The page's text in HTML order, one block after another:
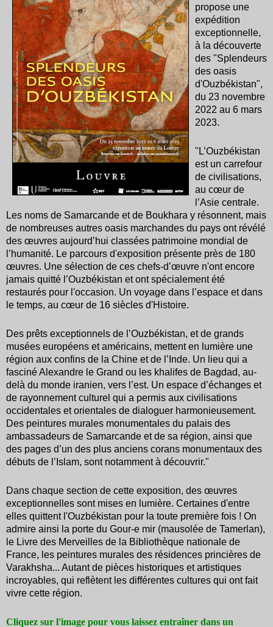
propose une
expédition
exceptionnelle,
à la découverte
des "Splendeurs
des oasis
d'Ouzbékistan",
du 23 novembre
2022 au 6 mars
2023.
"L’Ouzbékistan
est un carrefour
de civilisations,
au cœur de
l’Asie centrale.
Les noms de Samarcande et de Boukhara y résonnent, mais
de nombreuses autres oasis marchandes du pays ont révélé
des œuvres aujourd’hui classées patrimoine mondial de
l’humanité. Le parcours d'exposition présente près de 180
œuvres. Une sélection de ces chefs-d’œuvre n'ont encore
jamais quitté l’Ouzbékistan et ont spécialement été
restaurés pour l'occasion. Un voyage dans l’espace et dans
le temps, au cœur de 16 siècles d'Histoire.
Des prêts exceptionnels de l’Ouzbékistan, et de grands
musées européens et américains, mettent en lumière une
région aux confins de la Chine et de l’Inde. Un lieu qui a
fasciné Alexandre le Grand ou les khalifes de Bagdad, au-
delà du monde iranien, vers l’est. Un espace d’échanges et
de rayonnement culturel qui a permis aux civilisations
occidentales et orientales de dialoguer harmonieusement.
Des peintures murales monumentales du palais des
ambassadeurs de Samarcande et de sa région, ainsi que
des pages d’un des plus anciens corans monumentaux des
débuts de l’Islam, sont notamment à découvrir."
Dans chaque section de cette exposition, des œuvres
exceptionnelles sont mises en lumière. Certaines d'entre
elles quittent l'Ouzbékistan pour la toute première fois ! On
admire ainsi la porte du Gour-e mir (mausolée de Tamerlan),
le Livre des Merveilles de la Bibliothèque nationale de
France, les peintures murales des résidences princières de
Varakhsha... Autant de pièces historiques et artistiques
incroyables, qui reflètent les différentes cultures qui ont fait
vivre cette région.
Cliquez sur l'image pour vous laissez entraîner dans un